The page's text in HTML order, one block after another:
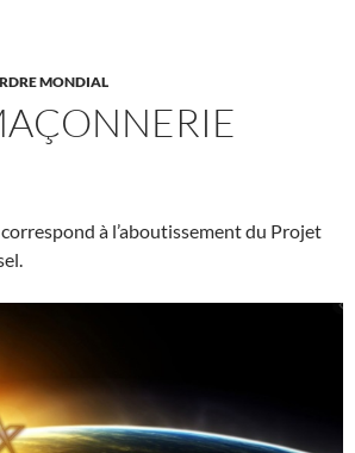
MONDIAL
à l’aboutissement du Projet